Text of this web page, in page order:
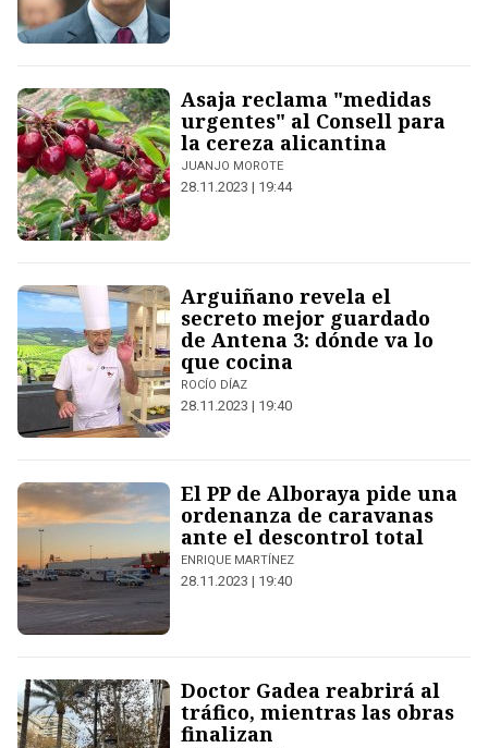
Asaja reclama "medidas
urgentes" al Consell para
la cereza alicantina
JUANJO MOROTE
28.11.2023 | 19:44
Arguiñano revela el
secreto mejor guardado
de Antena 3: dónde va lo
que cocina
ROCÍO DÍAZ
28.11.2023 | 19:40
El PP de Alboraya pide una
ordenanza de caravanas
ante el descontrol total
ENRIQUE MARTÍNEZ
28.11.2023 | 19:40
Doctor Gadea reabrirá al
tráfico, mientras las obras
finalizan